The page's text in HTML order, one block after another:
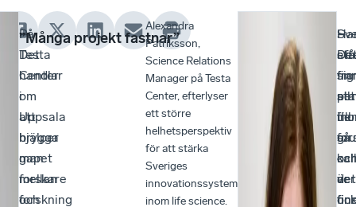
På
Testa
Center
i
Uppsala
hjälper
man
forskare
och
–
Det
handlar
om
att
brygga
gapet
mellan
forskning
”Många projekt fastnar”
sig
är
–
till
det
Alexandra
Patriksson,
Science Relations
Manager på Testa
Center, efterlyser
ett större
helhetsperspektiv
för att stärka
Sveriges
innovationssystem
inom life science.
allt
fler
så